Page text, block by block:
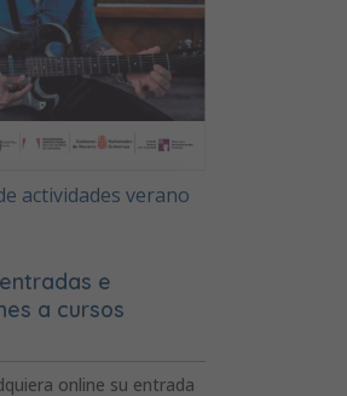
actividades verano
e
a cursos
online su entrada